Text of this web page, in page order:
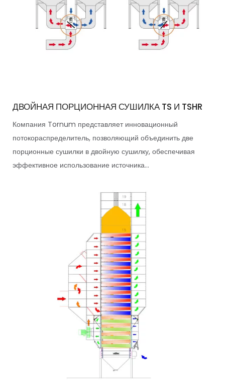
ДВОЙНАЯ ПОРЦИОННАЯ СУШИЛКА TS И TSHR
Компания Tornum представляет инновационный
потокораспределитель, позволяющий объединить две
порционные сушилки в двойную сушилку, обеспечивая
эффективное использование источника...